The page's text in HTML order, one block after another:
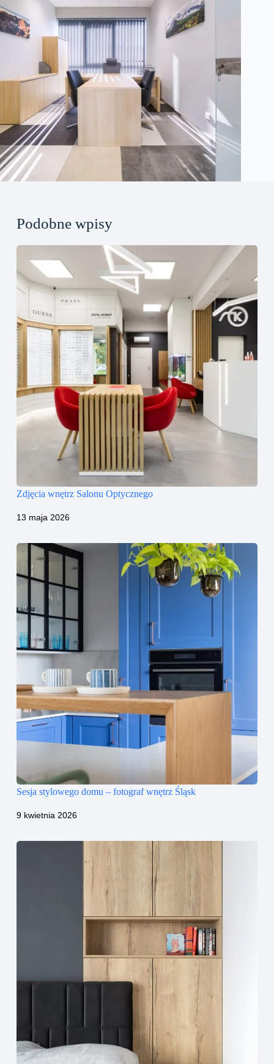
Podobne wpisy
Zdjęcia wnętrz Salonu Optycznego
13 maja 2026
Sesja stylowego domu – fotograf wnętrz Śląsk
9 kwietnia 2026